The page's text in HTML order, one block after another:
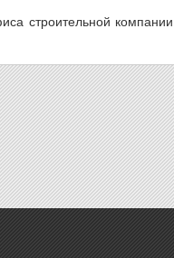
строительной компании